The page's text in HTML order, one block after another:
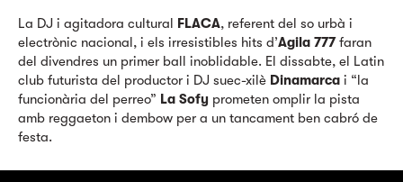
La DJ i agitadora cultural FLACA, referent del so urbà i
electrònic nacional, i els irresistibles hits d’Agila 777faran
del divendres un primer ball inoblidable. El dissabte, el Latin
club futurista del productor i DJ suec-xilè Dinamarca i “la
funcionària del perreo” La Sofy prometen omplir la pista
amb reggaeton i dembow per a un tancament ben cabró de
festa.